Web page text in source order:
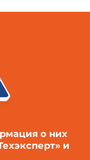
о них
и